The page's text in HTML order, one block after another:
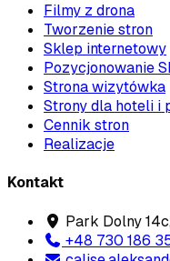
Filmy z drona
Tworzenie stron
Sklep internetowy
Pozycjonowanie
Strona wizytówka
Strony dla hoteli i
Cennik stron
Realizacje
Kontakt
Park Dolny
+48 730 186